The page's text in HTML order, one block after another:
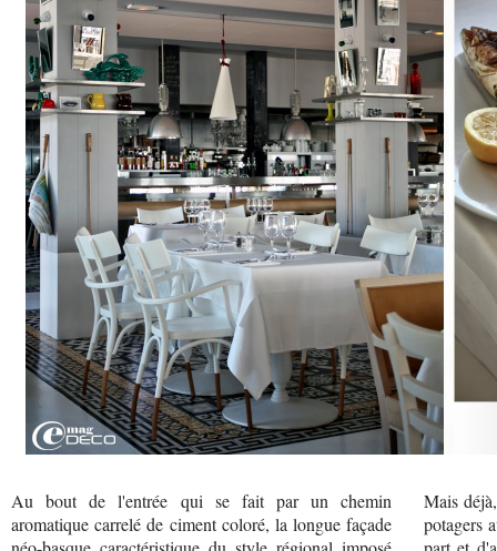
Au bout de l'entrée qui se fait par un chemin
aromatique carrelé de ciment coloré, la longue façade
Mais
potagers